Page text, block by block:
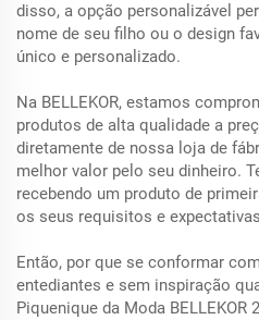
disso, a opção personalizável
nome de seu filho ou o design
único e personalizado.
Na BELLEKOR, estamos
produtos de alta qualidade a
diretamente de nossa loja de
melhor valor pelo seu dinheiro.
recebendo um produto de
os seus requisitos e
Então, por que se conformar
entediantes e sem inspiração
Piquenique da Moda BELLEKOR